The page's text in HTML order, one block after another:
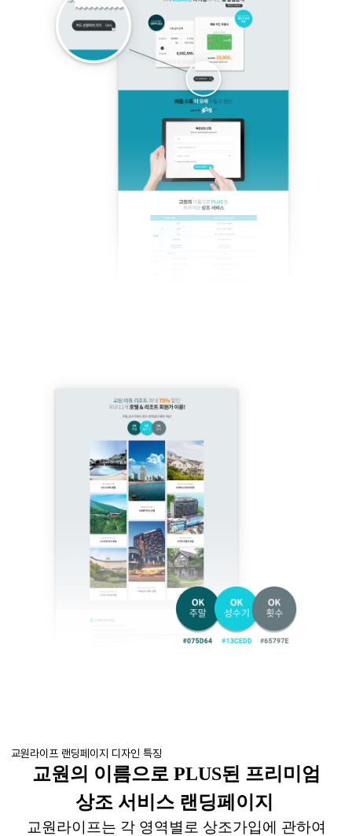
교원라이프 랜딩페이지 디자인 특징
교원의 이름으로 PLUS된 프리미엄
상조 서비스 랜딩페이지
교원라이프는 각 영역별로 상조가입에 관하여